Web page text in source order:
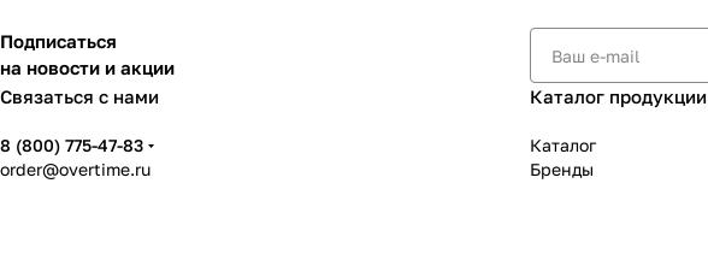
Подписаться
на новости и акции
Связаться с нами
8 (800) 775-47-83
order@overtime.ru
Каталог продукции
Каталог
Бренды